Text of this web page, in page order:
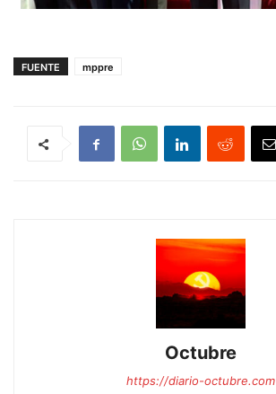
FUENTE mppre
Octubre
https://diario-octubre.com